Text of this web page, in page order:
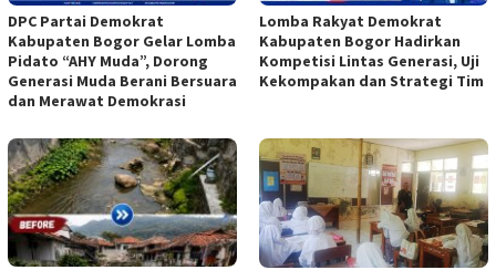
DPC Partai Demokrat
Kabupaten Bogor Gelar Lomba
Pidato “AHY Muda”, Dorong
Generasi Muda Berani Bersuara
dan Merawat Demokrasi
Lomba Rakyat Demokrat
Kabupaten Bogor Hadirkan
Kompetisi Lintas Generasi, Uji
Kekompakan dan Strategi Tim